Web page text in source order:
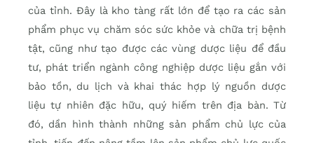
của tỉnh. Đây là kho tàng rất lớn để tạo ra các sản
phẩm phục vụ chăm sóc sức khỏe và chữa trị bệnh
tật, cũng như tạo được các vùng dược liệu để đầu
tư, phát triển ngành công nghiệp dược liệu gắn với
bảo tồn, du lịch và khai thác hợp lý nguồn dược
liệu tự nhiên đặc hữu, quý hiếm trên địa bàn. Từ
đó, dần hình thành những sản phẩm chủ lực của